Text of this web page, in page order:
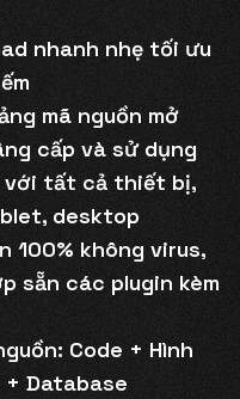
nhanh nhẹ tối ưu
mã nguồn mở
cấp và sử dụng
với tất cả thiết bị,
desktop
100% không virus,
sẵn các plugin kèm
Code + Hình
+ Database